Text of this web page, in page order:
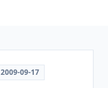
2009-09-17